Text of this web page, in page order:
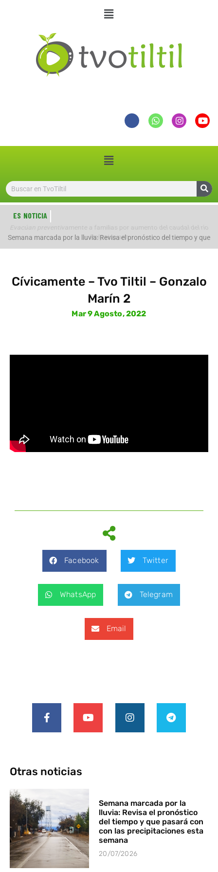
ES NOTICIA
Semana marcada por la lluvia: Revisa el pronóstico del tiempo y que
Evacúan preventivamente a familias por aumento del caudal del río
Polpaico ant
Cívicamente – Tvo Tiltil – Gonzalo
Marín 2
Mar 9 Agosto, 2022
Facebook Twitter
WhatsApp Telegram
Email
Otras noticias
Semana marcada por la
lluvia: Revisa el pronóstico
del tiempo y que pasará con
con las precipitaciones esta
semana
20/07/2026